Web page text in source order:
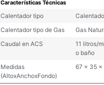
Características Técnicas
Calentador tipo
Calentador tipo de Gas
Gas
Caudal en ACS
11 litros/
o baño
Medidas
(AltoxAnchoxFondo)
67 x 35 x